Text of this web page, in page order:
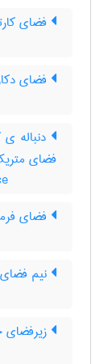
فضای
فضای
دنباله
فضای
فضای
نیم